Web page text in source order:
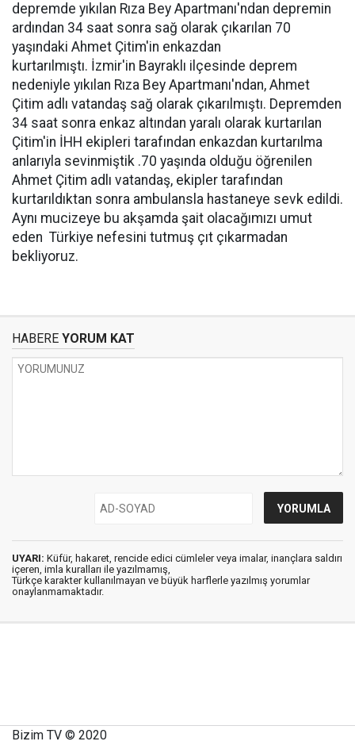
depremde yıkılan Rıza Bey Apartmanı'ndan depremin
ardından 34 saat sonra sağ olarak çıkarılan 70
yaşındaki Ahmet Çitim'in enkazdan
kurtarılmıştı. İzmir'in Bayraklı ilçesinde deprem
nedeniyle yıkılan Rıza Bey Apartmanı'ndan, Ahmet
Çitim adlı vatandaş sağ olarak çıkarılmıştı. Depremden
34 saat sonra enkaz altından yaralı olarak kurtarılan
Çitim'in İHH ekipleri tarafından enkazdan kurtarılma
anlarıyla sevinmiştik .70 yaşında olduğu öğrenilen
Ahmet Çitim adlı vatandaş, ekipler tarafından
kurtarıldıktan sonra ambulansla hastaneye sevk edildi.
Aynı mucizeye bu akşamda şait olacağımızı umut
eden Türkiye nefesini tutmuş çıt çıkarmadan
bekliyoruz.
HABERE YORUM KAT
UYARI: Küfür, hakaret, rencide edici cümleler veya imalar, inançlara saldırı
içeren, imla kuralları ile yazılmamış,
Türkçe karakter kullanılmayan ve büyük harflerle yazılmış yorumlar
onaylanmamaktadır.
Bizim TV © 2020